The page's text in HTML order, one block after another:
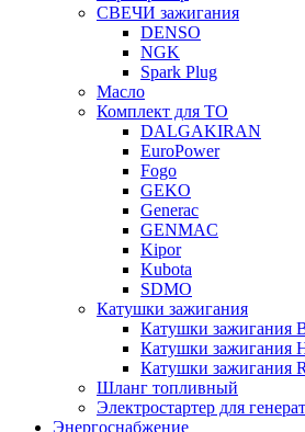
СВЕЧИ зажигания
DENSO
NGK
Spark Plug
Масло
Комплект для ТО
DALGAKIRAN
EuroPower
Fogo
GEKO
Generac
GENMAC
Kipor
Kubota
SDMO
Катушки зажигания
Катушки зажигания
Катушки зажигания
Катушки зажигания
Шланг топливный
Электростартер для
Энергоснабжение